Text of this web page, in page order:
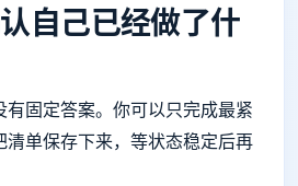
自己已经做了什
有固定答案。你可以只完成最紧
清单保存下来，等状态稳定后再